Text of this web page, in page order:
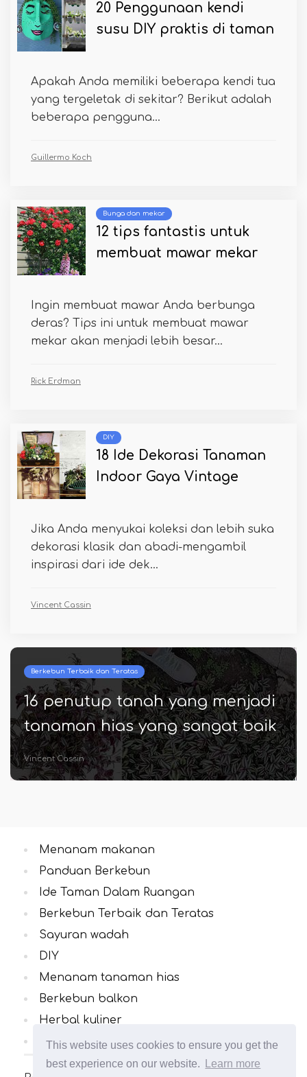
This website uses cookies to ensure you get the
best experience on our website.
Learn more
20 Penggunaan kendi
susu DIY praktis di taman
Apakah Anda memiliki beberapa kendi tua
yang tergeletak di sekitar? Berikut adalah
beberapa pengguna...
Guillermo Koch
Bunga dan mekar
12 tips fantastis untuk
membuat mawar mekar
Ingin membuat mawar Anda berbunga
deras? Tips ini untuk membuat mawar
mekar akan menjadi lebih besar...
Rick Erdman
DIY
18 Ide Dekorasi Tanaman
Indoor Gaya Vintage
Jika Anda menyukai koleksi dan lebih suka
dekorasi klasik dan abadi-mengambil
inspirasi dari ide dek...
Vincent Cassin
Berkebun Terbaik dan Teratas
16 Ide Penanam Surat DIY yang
menakjubkan | Pekebun
monogram yang keren
Julius Fay
Menanam makanan
Panduan Berkebun
Ide Taman Dalam Ruangan
Berkebun Terbaik dan Teratas
Sayuran wadah
DIY
Menanam tanaman hias
Berkebun balkon
Herbal kuliner
Semua Kategori